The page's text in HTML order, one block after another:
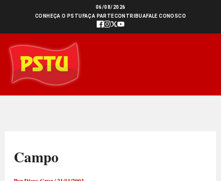
conteúdo
06/08/2026
CONHEÇA O PSTU FAÇA PARTECONTRIBUAFALE CONOSCO
Campo